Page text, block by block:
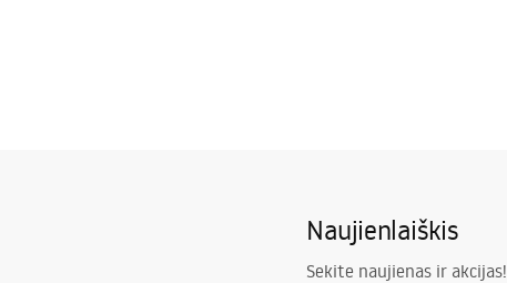
Naujienlaiškis
Sekite naujienas ir akcijas!